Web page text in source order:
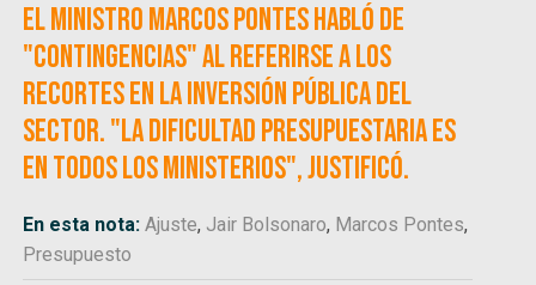
El ministro Marcos Pontes habló de
"contingencias" al referirse a los
recortes en la inversión pública del
sector. "La dificultad presupuestaria es
en todos los ministerios", justificó.
En esta nota:Ajuste, Jair Bolsonaro, Marcos Pontes,
Presupuesto